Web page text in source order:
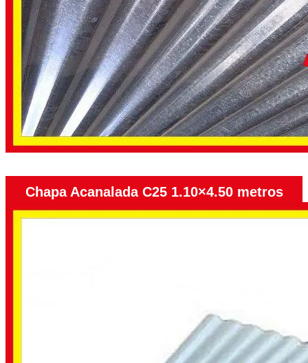
Chapa Acanalada C25 1.10×4.50 metros